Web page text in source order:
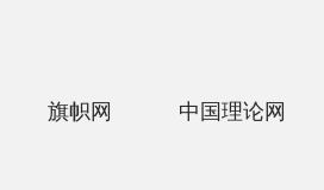
旗帜网 中国理论网